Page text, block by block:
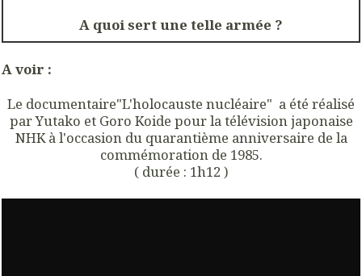
A quoi sert une telle armée ?
A voir :
Le documentaire"L'holocauste nucléaire" a été réalisé
par Yutako et Goro Koide pour la télévision japonaise
NHK à l'occasion du quarantième anniversaire de la
commémoration de 1985.
( durée : 1h12 )